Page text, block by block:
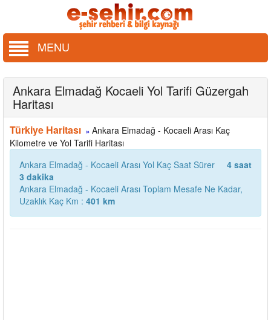
MENU
Ankara Elmadağ Kocaeli Yol Tarifi Güzergah
Haritası
Türkiye Haritası » Ankara Elmadağ - Kocaeli Arası Kaç
Kilometre ve Yol Tarifi Haritası
Ankara Elmadağ - Kocaeli Arası Yol Kaç Saat Sürer
4 saat
3 dakika
Ankara Elmadağ - Kocaeli Arası Toplam Mesafe Ne Kadar,
Uzaklık Kaç Km : 401 km